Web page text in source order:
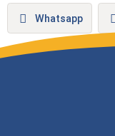
Whatsapp